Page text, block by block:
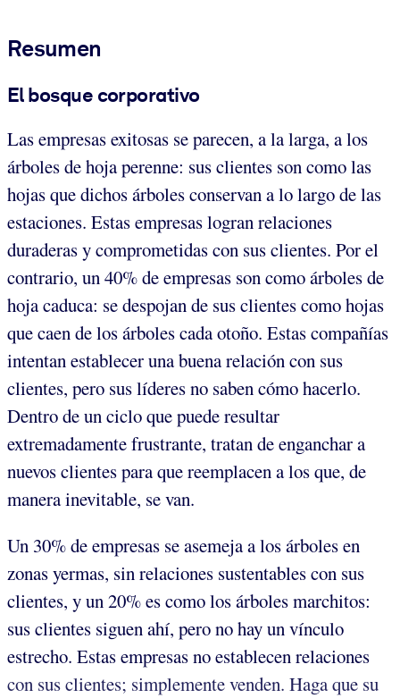
Resumen
El bosque corporativo
Las empresas exitosas se parecen, a la larga, a los
árboles de hoja perenne: sus clientes son como las
hojas que dichos árboles conservan a lo largo de las
estaciones. Estas empresas logran relaciones
duraderas y comprometidas con sus clientes. Por el
contrario, un 40% de empresas son como árboles de
hoja caduca: se despojan de sus clientes como hojas
que caen de los árboles cada otoño. Estas compañías
intentan establecer una buena relación con sus
clientes, pero sus líderes no saben cómo hacerlo.
Dentro de un ciclo que puede resultar
extremadamente frustrante, tratan de enganchar a
nuevos clientes para que reemplacen a los que, de
manera inevitable, se van.
Un 30% de empresas se asemeja a los árboles en
zonas yermas, sin relaciones sustentables con sus
clientes, y un 20% es como los árboles marchitos:
sus clientes siguen ahí, pero no hay un vínculo
estrecho. Estas empresas no establecen relaciones
con sus clientes; simplemente venden. Haga que su